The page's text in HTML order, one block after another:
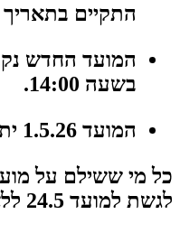
התקיים בתאריך
בשעה 14:00.
המועד 1.5.26 יתקיים ללא שינוי.
לגשת למועד 24.5 ללא צורך ברישום מחדש.